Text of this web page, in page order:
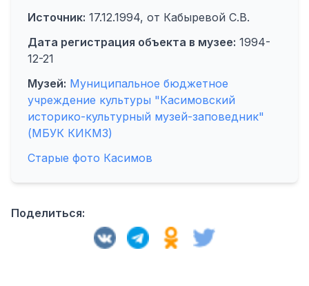
Источник: 17.12.1994, от Кабыревой С.В.
Дата регистрация объекта в музее: 1994-
12-21
Музей: Муниципальное бюджетное
учреждение культуры "Касимовский
историко-культурный музей-заповедник"
(МБУК КИКМЗ)
Старые фото Касимов
Поделиться: